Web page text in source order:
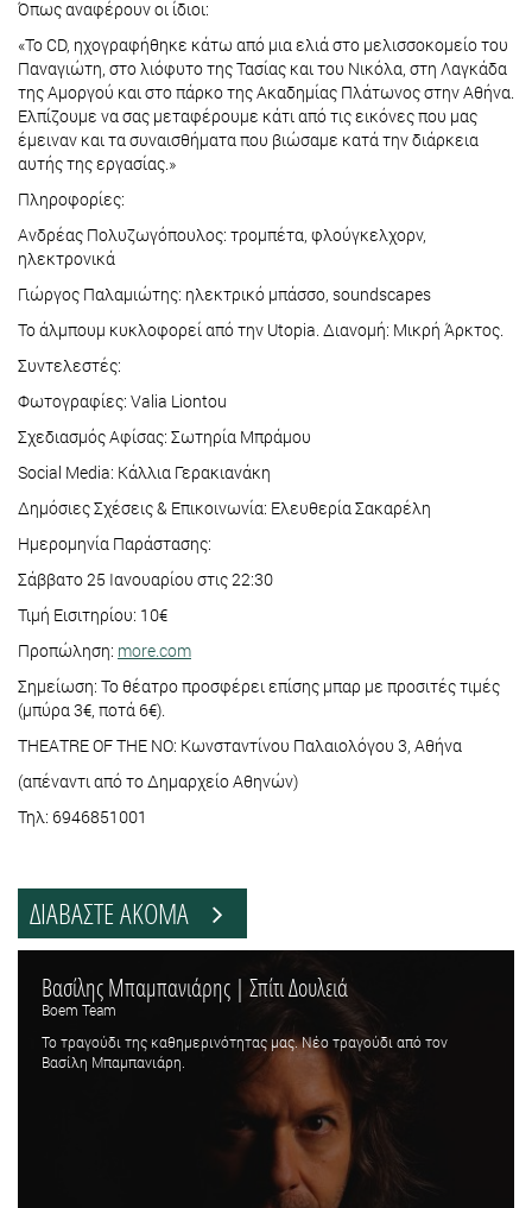
Όπως αναφέρουν οι ίδιοι:
«Το CD, ηχογραφήθηκε κάτω από μια ελιά στο μελισσοκομείο του
Παναγιώτη, στο λιόφυτο της Τασίας και του Νικόλα, στη Λαγκάδα
της Αμοργού και στο πάρκο της Ακαδημίας Πλάτωνος στην Αθήνα.
Ελπίζουμε να σας μεταφέρουμε κάτι από τις εικόνες που μας
έμειναν και τα συναισθήματα που βιώσαμε κατά την διάρκεια
αυτής της εργασίας.»
Πληροφορίες:
Ανδρέας Πολυζωγόπουλος: τρομπέτα, φλούγκελχορν,
ηλεκτρονικά
Γιώργος Παλαμιώτης: ηλεκτρικό μπάσσο, soundscapes
Το άλμπουμ κυκλοφορεί από την Utopia. Διανομή: Μικρή Άρκτος.
Συντελεστές:
Φωτογραφίες: Valia Liontou
Σχεδιασμός Αφίσας: Σωτηρία Μπράμου
Social Media: Κάλλια Γερακιανάκη
Δημόσιες Σχέσεις & Επικοινωνία: Ελευθερία Σακαρέλη
Ημερομηνία Παράστασης:
Σάββατο 25 Ιανουαρίου στις 22:30
Τιμή Εισιτηρίου: 10€
Προπώληση: more.com
Σημείωση: Το θέατρο προσφέρει επίσης μπαρ με προσιτές τιμές
(μπύρα 3€, ποτά 6€).
ΤΗΕΑΤRE OF THE NO: Κωνσταντίνου Παλαιολόγου 3, Αθήνα
(απέναντι από το Δημαρχείο Αθηνών)
Τηλ: 6946851001
ΔΙΑΒΑΣΤΕ ΑΚΟΜΑ
Βασίλης Μπαμπανιάρης | Σπίτι Δουλειά
Boem Team
Το τραγούδι της καθημερινότητας μας. Νέο τραγούδι από τον
Βασίλη Μπαμπανιάρη.